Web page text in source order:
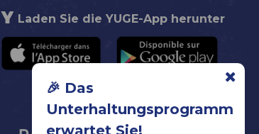
🎉 Das
Unterhaltungsprogramm
erwartet Sie!
Laden Sie die YUGE-App herunter